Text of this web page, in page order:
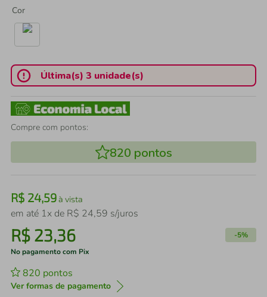
Cor
Última(s) 3 unidade(s)
Compre com pontos:
820 pontos
R$ 24,59à vista
em até 1x de R$ 24,59 s/juros
R$ 23,36 -5%
No pagamento com Pix
820 pontos
Ver formas de pagamento